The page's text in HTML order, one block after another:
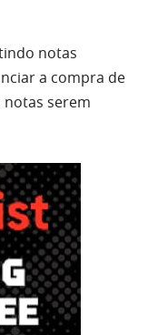
notas
a compra de
notas serem